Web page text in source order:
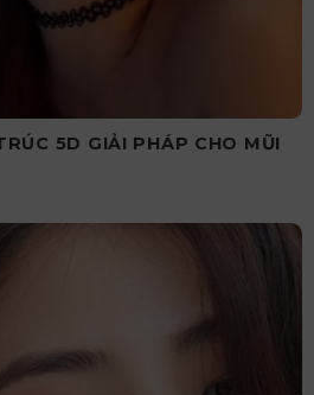
5D GIẢI PHÁP CHO MŨI